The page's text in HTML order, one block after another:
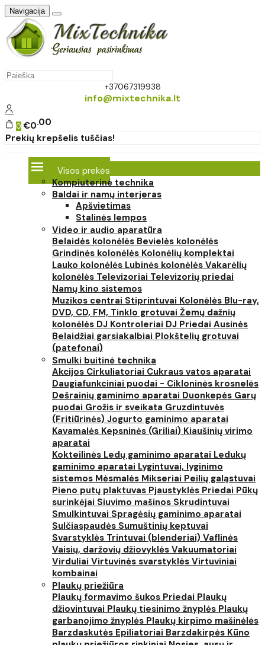
Navigacija
+37067319938
info@mixtechnika.lt
0 €0 00
Prekių krepšelis tuščias!
Visos prekės
Kompiuterinė technika
Baldai ir namų interjeras
Apšvietimas
Stalinės lempos
Video ir audio aparatūra
Belaidės kolonėlės Bevielės kolonėlės
Grindinės kolonėlės Kolonėlių komplektai
Lauko kolonėlės Lubinės kolonėlės Vakarėlių
kolonėlės Televizoriai Televizorių priedai
Namų kino sistemos
Muzikos centrai Stiprintuvai Kolonėlės Blu-ray,
DVD, CD, FM, Tinklo grotuvai Žemų dažnių
kolonėlės DJ Kontroleriai DJ Priedai Ausinės
Belaidžiai garsiakalbiai Plokštelių grotuvai
(patefonai)
Smulki buitinė technika
Akcijos Cirkuliatoriai Cukraus vatos aparatai
Daugiafunkciniai puodai - Cikloninės krosnelės
Dešrainių gaminimo aparatai Duonkepės Garų
puodai Grožis ir sveikata Gruzdintuvės
(Fritiūrinės) Jogurto gaminimo aparatai
Kavamalės Kepsninės (Griliai) Kiaušinių virimo
aparatai
Kokteilinės Ledų gaminimo aparatai Ledukų
gaminimo aparatai Lygintuvai, lyginimo
sistemos Mėsmalės Mikseriai Peilių galąstuvai
Pieno putų plaktuvas Pjaustyklės Priedai Pūkų
surinkėjai Siuvimo mašinos Skrudintuvai
Smulkintuvai Spragėsių gaminimo aparatai
Sulčiaspaudės Sumuštinių keptuvai
Svarstyklės Trintuvai (blenderiai) Vaflinės
Vaisių, daržovių džiovyklės Vakuumatoriai
Virduliai Virtuvinės svarstyklės Virtuviniai
kombainai
Plaukų priežiūra
Plaukų formavimo šukos Priedai Plaukų
džiovintuvai Plaukų tiesinimo žnyplės Plaukų
garbanojimo žnyplės Plaukų kirpimo mašinėlės
Barzdaskutės Epiliatoriai Barzdakirpės Kūno